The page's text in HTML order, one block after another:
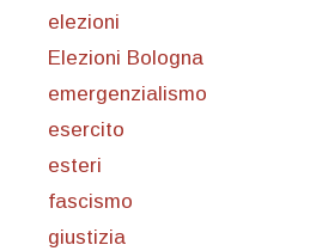
elezioni
Elezioni Bologna
emergenzialismo
esercito
esteri
fascismo
giustizia